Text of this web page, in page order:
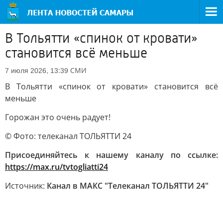
В Тольятти «спинок от кровати»
становится всё меньше
7 июля 2026, 13:39 СМИ
В Тольятти «спинок от кровати» становится всё
меньше
Горожан это очень радует!
© Фото: телеканал ТОЛЬЯТТИ 24
Присоединяйтесь к нашему каналу по ссылке:
https://max.ru/tvtogliatti24
Источник: Канал в МАКС "Телеканал ТОЛЬЯТТИ 24"